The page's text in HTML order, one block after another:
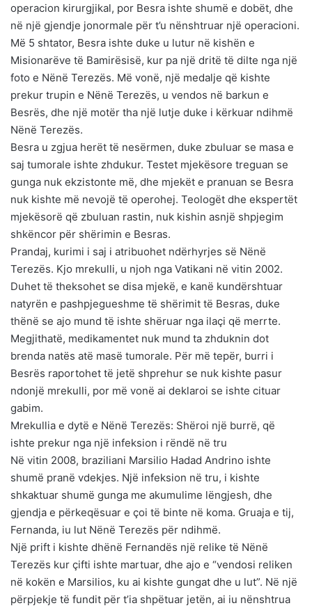
operacion kirurgjikal, por Besra ishte shumë e dobët, dhe
në një gjendje jonormale për t’u nënshtruar një operacioni.
Më 5 shtator, Besra ishte duke u lutur në kishën e
Misionarëve të Bamirësisë, kur pa një dritë të dilte nga një
foto e Nënë Terezës. Më vonë, një medalje që kishte
prekur trupin e Nënë Terezës, u vendos në barkun e
Besrës, dhe një motër tha një lutje duke i kërkuar ndihmë
Nënë Terezës.
Besra u zgjua herët të nesërmen, duke zbuluar se masa e
saj tumorale ishte zhdukur. Testet mjekësore treguan se
gunga nuk ekzistonte më, dhe mjekët e pranuan se Besra
nuk kishte më nevojë të operohej. Teologët dhe ekspertët
mjekësorë që zbuluan rastin, nuk kishin asnjë shpjegim
shkëncor për shërimin e Besras.
Prandaj, kurimi i saj i atribuohet ndërhyrjes së Nënë
Terezës. Kjo mrekulli, u njoh nga Vatikani në vitin 2002.
Duhet të theksohet se disa mjekë, e kanë kundërshtuar
natyrën e pashpjegueshme të shërimit të Besras, duke
thënë se ajo mund të ishte shëruar nga ilaçi që merrte.
Megjithatë, medikamentet nuk mund ta zhduknin dot
brenda natës atë masë tumorale. Për më tepër, burri i
Besrës raportohet të jetë shprehur se nuk kishte pasur
ndonjë mrekulli, por më vonë ai deklaroi se ishte cituar
gabim.
Mrekullia e dytë e Nënë Terezës: Shëroi një burrë, që
ishte prekur nga një infeksion i rëndë në tru
Në vitin 2008, braziliani Marsilio Hadad Andrino ishte
shumë pranë vdekjes. Një infeksion në tru, i kishte
shkaktuar shumë gunga me akumulime lëngjesh, dhe
gjendja e përkeqësuar e çoi të binte në koma. Gruaja e tij,
Fernanda, iu lut Nënë Terezës për ndihmë.
Një prift i kishte dhënë Fernandës një relike të Nënë
Terezës kur çifti ishte martuar, dhe ajo e “vendosi reliken
në kokën e Marsilios, ku ai kishte gungat dhe u lut”. Në një
përpjekje të fundit për t’ia shpëtuar jetën, ai iu nënshtrua